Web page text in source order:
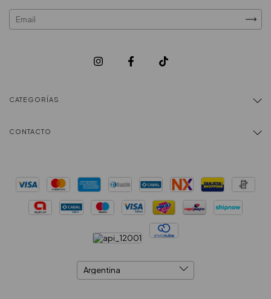
CATEGORÍAS
CONTACTO